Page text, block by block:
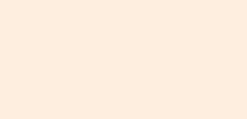
anzeigen